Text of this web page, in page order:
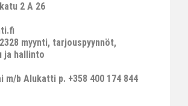
2 A 26
myynti, tarjouspyynnöt,
ja hallinto
m/b Alukatti p. +358 400 174 844